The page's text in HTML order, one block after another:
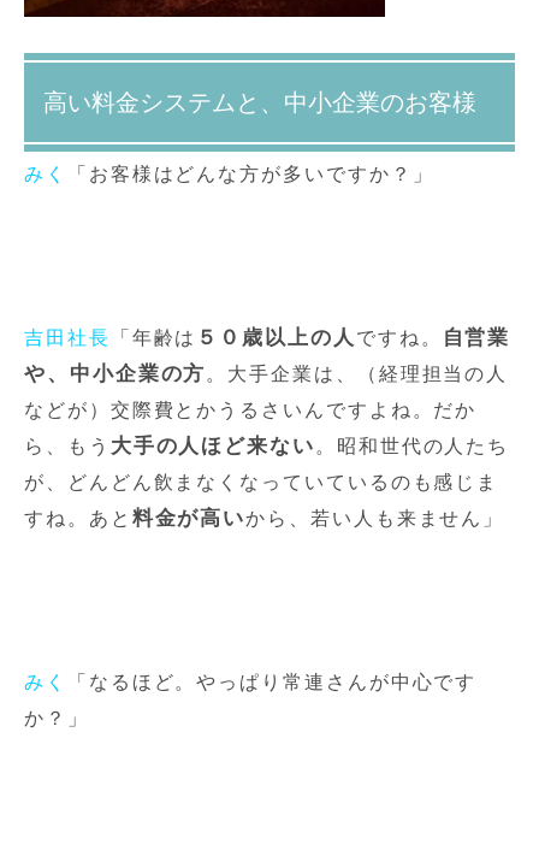
高い料金システムと、中小企業のお客様
みく 「お客様はどんな方が多いですか？」
吉田社長 「年齢は ５０歳以上の人 ですね。
自営業
や、中小企業の方 。大手企業は、（経理担当の人
などが）交際費とかうるさいんですよね。だか
ら、もう 大手の人ほど来ない 。昭和世代の人たち
が、どんどん飲まなくなっていているのも感じま
すね。あと 料金が高いから、若い人も来ません」
みく
「なるほど。やっぱり常連さんが中心です
か？」